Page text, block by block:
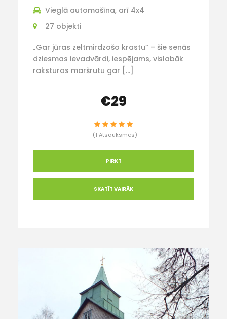
Vieglā automašīna, arī 4x4
27 objekti
„Gar jūras zeltmirdzošo krastu” – šie senās
dziesmas ievadvārdi, iespējams, vislabāk
raksturos maršrutu gar […]
€29
(1 Atsauksmes)
PIRKT
SKATĪT VAIRĀK